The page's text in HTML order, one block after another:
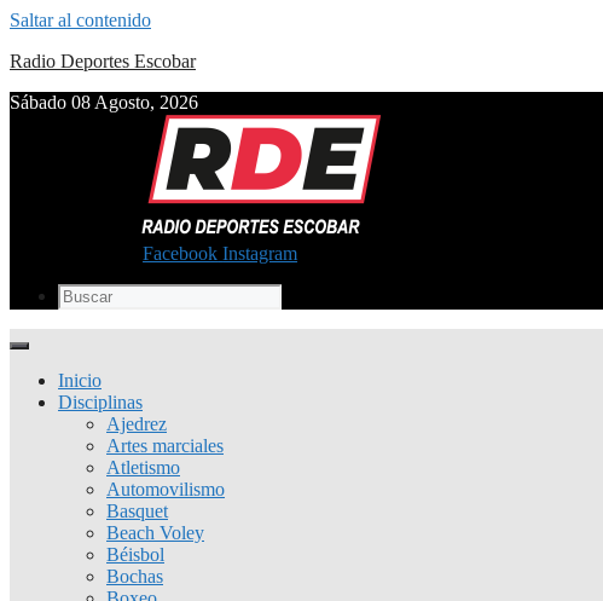
Saltar al contenido
Radio Deportes Escobar
Sábado 08 Agosto, 2026
Facebook Instagram
Inicio
Disciplinas
Ajedrez
Artes marciales
Atletismo
Automovilismo
Basquet
Beach Voley
Béisbol
Bochas